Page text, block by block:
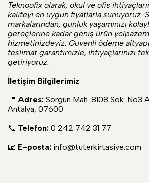
Teknoofix olarak, okul ve ofis
kaliteyi en uygun fiyatlarla sunuyoruz.
markalarından, günlük yaşamınızı
gereçlerine kadar geniş ürün
hizmetinizdeyiz. Güvenli ödeme
teslimat garantimizle, ihtiyaçlarınızı tek
getiriyoruz.
İletişim Bilgilerimiz
📍 Adres: Sorgun Mah. 8108 Sok. No3
Antalya, 07600
📞 Telefon: 0 242 742 31 77
📧 E-posta: info@tuterkirtasiye.com